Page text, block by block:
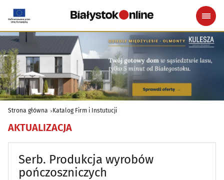
Strona główna Katalog Firm i Instutucji
AKTUALIZACJA
Serb. Produkcja wyrobów
pończoszniczych